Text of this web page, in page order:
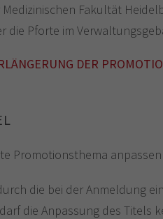
Fakultät
die Pforte im
DER
Promotionsthema
die bei der Anmeldung
die Anpassung des Titels